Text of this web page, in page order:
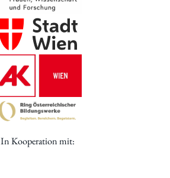
In Kooperation mit: